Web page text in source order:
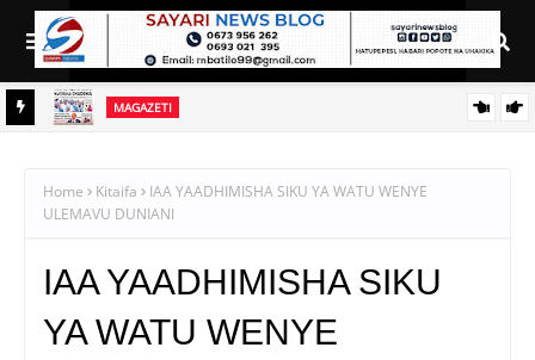
MAGAZETI
Home Kitaifa
IAA YAADHIMISHA SIKU YA WATU WENYE
ULEMAVU DUNIANI
IAA YAADHIMISHA SIKU
YA WATU WENYE